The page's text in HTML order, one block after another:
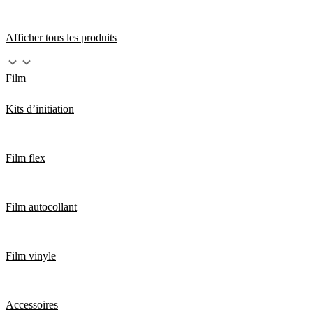
Afficher tous les produits
Film
Kits d’initiation
Film flex
Film autocollant
Film vinyle
Accessoires